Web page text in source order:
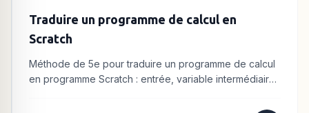
Traduire un programme de calcul en
Scratch
Méthode de 5e pour traduire un programme de calcul
en programme Scratch : entrée, variable intermédiaire,